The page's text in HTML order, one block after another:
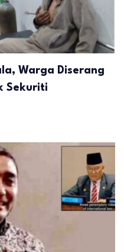
Warga Diserang
Sekuriti